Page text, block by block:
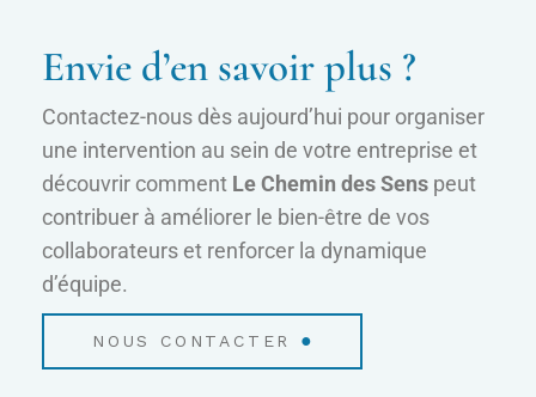
Envie d’en savoir plus ?
Contactez-nous dès aujourd’hui pour organiser
une intervention au sein de votre entreprise et
découvrir comment Le Chemin des Sens peut
contribuer à améliorer le bien-être de vos
collaborateurs et renforcer la dynamique
d’équipe.
NOUS CONTACTER ●